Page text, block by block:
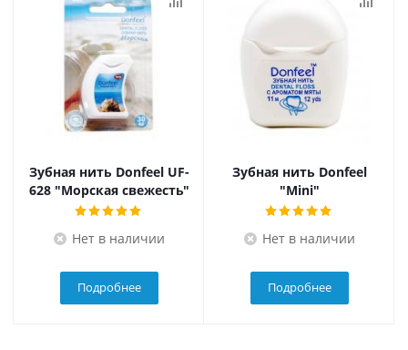
Зубная нить Donfeel UF-
628 "Морская свежесть"
Нет в наличии
Подробнее
Зубная нить Donfeel
"Mini"
Нет в наличии
Подробнее